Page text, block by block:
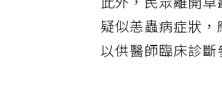
此外，民眾離開
疑似恙蟲病症狀
以供醫師臨床診斷